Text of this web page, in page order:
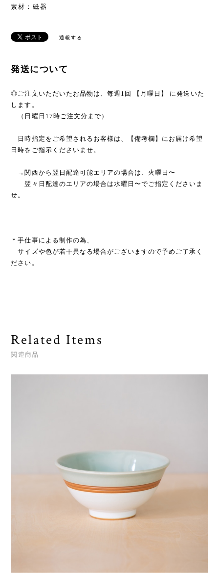
素材：磁器
通報する
発送について
◎ご注文いただいたお品物は、毎週1回 【月曜日】 に発送いた
します。
（日曜日17時ご注文分まで）
日時指定をご希望されるお客様は、【備考欄】にお届け希望
日時をご指示くださいませ。
→関西から翌日配達可能エリアの場合は、火曜日〜
翌々日配達のエリアの場合は水曜日〜でご指定くださいま
せ。
＊手仕事による制作の為、
サイズや色が若干異なる場合がございますので予めご了承く
ださい。
Related Items
関連商品